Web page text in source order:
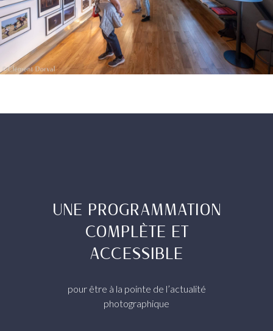
UNE PROGRAMMATION
COMPLÈTE ET
ACCESSIBLE
pour être à la pointe de l’actualité
photographique